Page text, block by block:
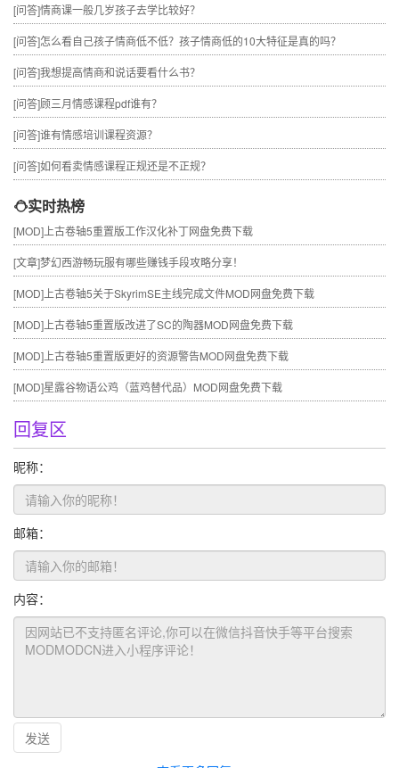
[问答]情商课一般几岁孩子去学比较好？
[问答]怎么看自己孩子情商低不低？孩子情商低的10大特征是真的吗？
[问答]我想提高情商和说话要看什么书？
[问答]顾三月情感课程pdf谁有？
[问答]谁有情感培训课程资源？
[问答]如何看卖情感课程正规还是不正规？
实时热榜
[MOD] 上古卷轴5重置版工作汉化补丁网盘免费下载
[文章]梦幻西游畅玩服有哪些赚钱手段攻略分享！
[MOD] 上古卷轴5关于SkyrimSE主线完成文件MOD网盘免费下载
[MOD] 上古卷轴5重置版改进了SC的陶器MOD网盘免费下载
[MOD] 上古卷轴5重置版更好的资源警告MOD网盘免费下载
[MOD]星露谷物语公鸡（蓝鸡替代品）MOD网盘免费下载
回复区
昵称：
邮箱：
内容：
发送